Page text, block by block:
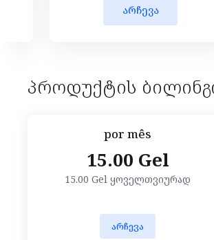
არჩევა
პროდუქტის
por mês
15.00 Gel
15.00 Gel ყოველთვიურად
არჩევა